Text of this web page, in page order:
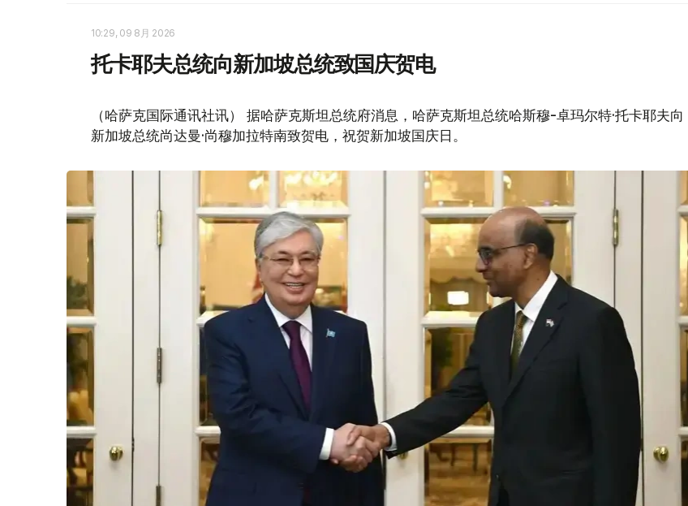
10:29, 09 8月 2026
托卡耶夫总统向新加坡总统致国庆贺电
（哈萨克国际通讯社讯） 据哈萨克斯坦总统府消息，哈萨克斯坦总统哈斯穆-卓玛尔特·托卡耶夫向
新加坡总统尚达曼·尚穆加拉特南致贺电，祝贺新加坡国庆日。